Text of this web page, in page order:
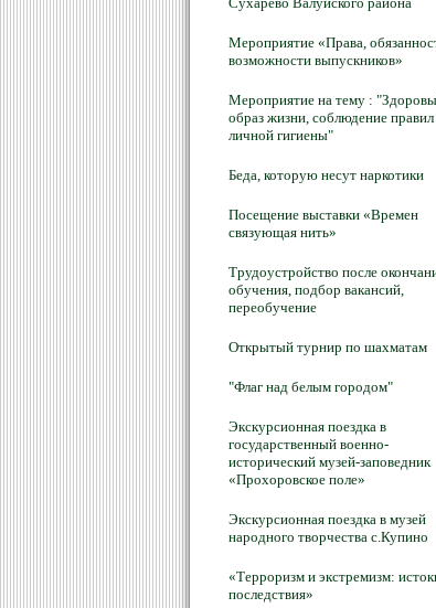
Мероприятие «Права,
возможности выпускников»
Мероприятие на тему :
образ жизни, соблюдение правил
личной гигиены"
Беда, которую несут наркотики
Посещение выставки «Времен
связующая нить»
Трудоустройство после
обучения, подбор вакансий,
переобучение
Открытый турнир по шахматам
"Флаг над белым городом"
Экскурсионная поездка в
государственный военно-
исторический музей-заповедник
«Прохоровское поле»
Экскурсионная поездка в музей
народного творчества с.Купино
«Терроризм и экстремизм:
последствия»